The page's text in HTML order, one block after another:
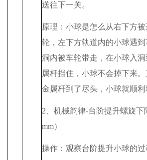
送往下一关。
原理：小球是怎么从右下方
轮，左下方轨道内的小球遇
洞内被车轮带走，在小球入
属杆挡住，小球不会掉下来
金属杆到了尽头，小球就顺利
2 、机械韵律-台阶提升螺旋下
mm）
操作：观察台阶提升小球的